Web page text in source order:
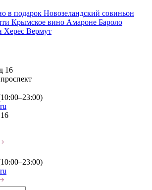
в подарок Новозеландский совиньон
Крымское вино Амароне Бароло
Херес Вермут
16